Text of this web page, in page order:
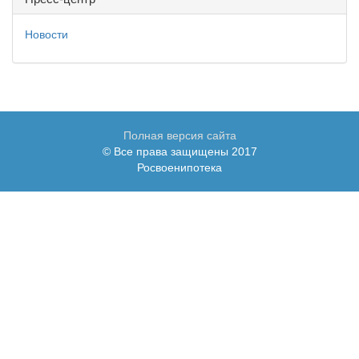
Новости
Полная версия сайта
© Все права защищены 2017
Росвоенипотека